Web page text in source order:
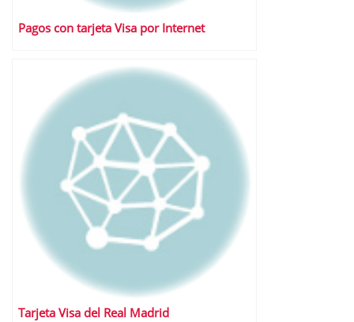
Pagos con tarjeta Visa por Internet
Tarjeta Visa del Real Madrid